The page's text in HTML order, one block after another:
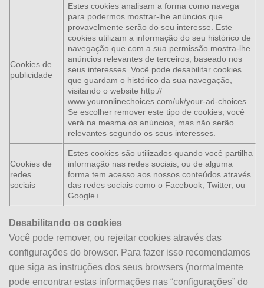
Cookies de
publicidade
Estes cookies analisam a forma como navega
para podermos mostrar-lhe anúncios que
provavelmente serão do seu interesse. Este
cookies utilizam a informação do seu histórico de
navegação que com a sua permissão mostra-lhe
anúncios relevantes de terceiros, baseado nos
seus interesses. Você pode desabilitar cookies
que guardam o histórico da sua navegação,
visitando o website http://
www.youronlinechoices.com/uk/your-ad-choices .
Se escolher remover este tipo de cookies, você
verá na mesma os anúncios, mas não serão
relevantes segundo os seus interesses.
Cookies de
redes
sociais
Estes cookies são utilizados quando você partilha
informação nas redes sociais, ou de alguma
forma tem acesso aos nossos conteúdos através
das redes sociais como o Facebook, Twitter, ou
Google+.
Desabilitando os cookies
Você pode remover, ou rejeitar cookies através das
configurações do browser. Para fazer isso recomendamos
que siga as instruções dos seus browsers (normalmente
pode encontrar estas informações nas “configurações” do